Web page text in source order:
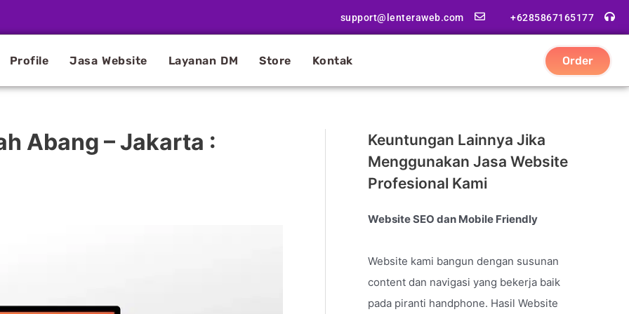
support@lenteraweb.com +6285867165177
Profile Jasa Website Layanan DM Store Kontak Order
Abang – Jakarta :
Keuntungan Lainnya Jika
Menggunakan Jasa Website
Profesional Kami
Website SEO dan Mobile Friendly
Website kami bangun dengan susunan
content dan navigasi yang bekerja baik
pada piranti handphone. Hasil Website